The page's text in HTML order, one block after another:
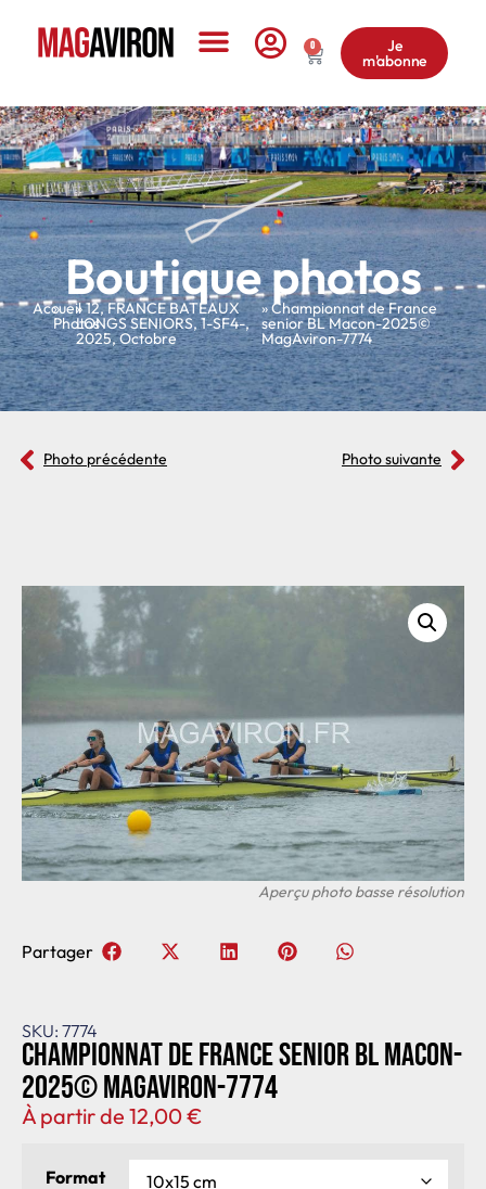
0 Je
m'abonne
Boutique photos
Accueil
»
Photos
»12,FRANCE BATEAUX
LONGS SENIORS,1-SF4-,
2025,Octobre
» Championnat de France
senior BL Macon-2025©
MagAviron-7774
Photo précédente Photo suivante
SKU: 7774
Championnat de France senior BL Macon-
2025© MagAviron-7774
À partir de 12,00€
Format
Partager